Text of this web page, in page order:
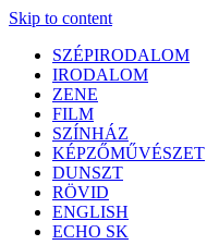
Skip to content
SZÉPIRODALOM
IRODALOM
ZENE
FILM
SZÍNHÁZ
KÉPZŐMŰVÉSZET
DUNSZT
RÖVID
ENGLISH
ECHO SK